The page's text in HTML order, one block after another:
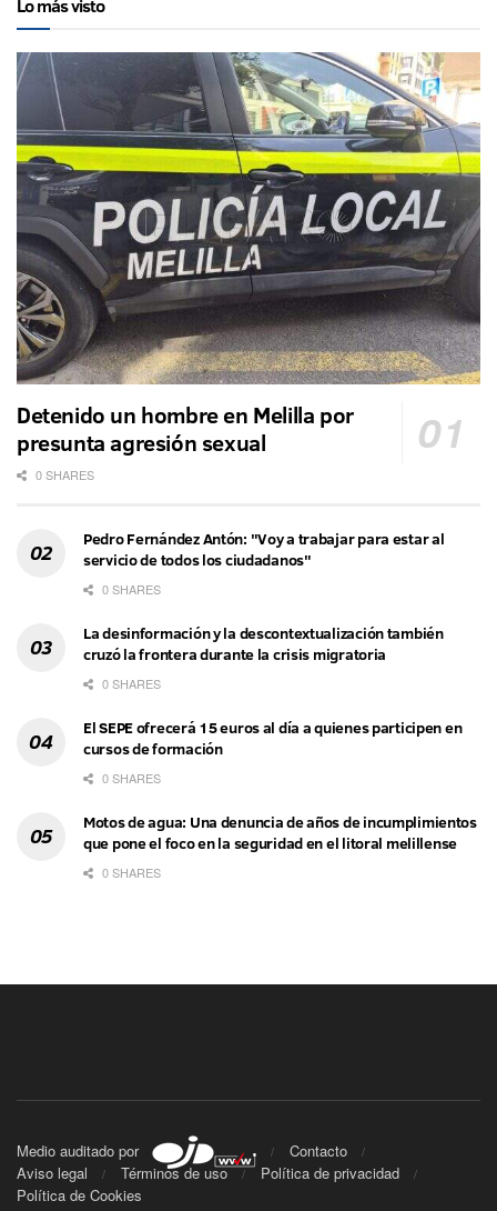
Lo más visto
Detenido un hombre en Melilla por
presunta agresión sexual
0 SHARES
Pedro Fernández Antón: "Voy a trabajar para estar al
servicio de todos los ciudadanos"
0 SHARES
La desinformación y la descontextualización también
cruzó la frontera durante la crisis migratoria
0 SHARES
El SEPE ofrecerá 15 euros al día a quienes participen en
cursos de formación
0 SHARES
Motos de agua: Una denuncia de años de incumplimientos
que pone el foco en la seguridad en el litoral melillense
0 SHARES
Medio auditado por
Contacto
Aviso legal
Términos de uso
Política de privacidad
Política de Cookies